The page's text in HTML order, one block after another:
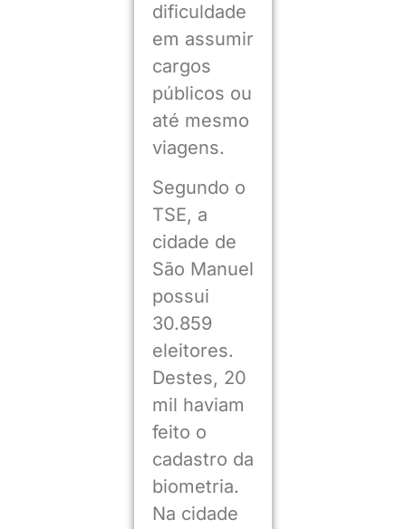
dificuldade
em assumir
cargos
públicos ou
até mesmo
viagens.
Segundo o
TSE, a
cidade de
São Manuel
possui
30.859
eleitores.
Destes, 20
mil haviam
feito o
cadastro da
biometria.
Na cidade